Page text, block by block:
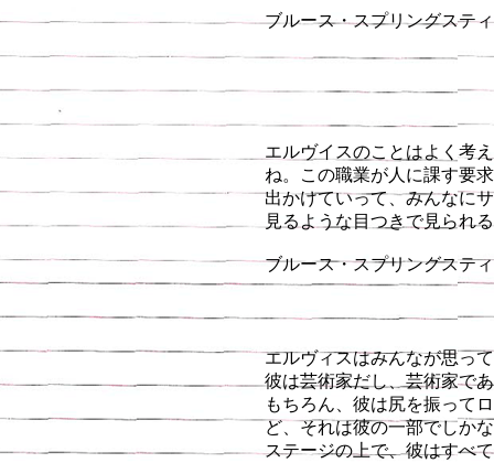
ブルース・スプリングステ
エルヴイスのことはよく考
ね。この職業が人に課す要
出かけていって、みんなに
見るような目つきで見られ
ブルース・スプリングステ
エルヴィスはみんなが思っ
彼は芸術家だし、芸術家で
もちろん、彼は尻を振って
ど、それは彼の一部でしか
ステージの上で、彼はすべ